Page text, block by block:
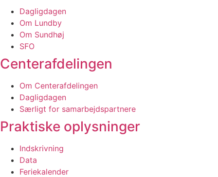
Dagligdagen
Om Lundby
Om Sundhøj
SFO
Centerafdelingen
Om Centerafdelingen
Dagligdagen
Særligt for samarbejds­partnere
Praktiske oplysninger
Indskrivning
Data
Feriekalender